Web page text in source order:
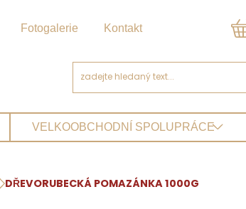
Fotogalerie Kontakt
VELKOOBCHODNÍ SPOLUPRÁCE
DŘEVORUBECKÁ POMAZÁNKA 1000G